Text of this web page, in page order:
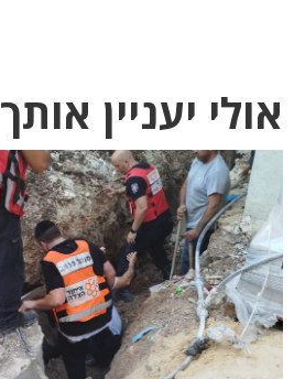
אולי יעניין אותך